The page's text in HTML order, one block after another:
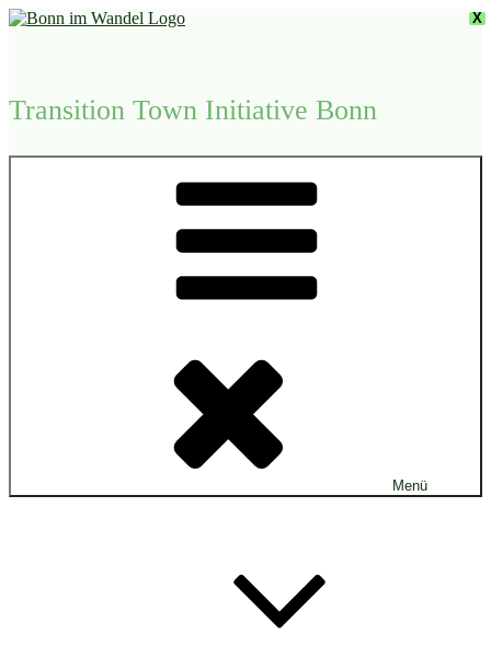
Zum
Transition Town Initiative Bonn
Menü
X